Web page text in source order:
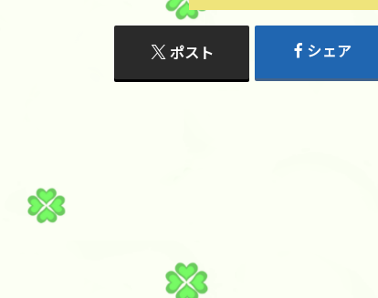
ポスト シェア